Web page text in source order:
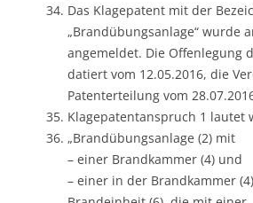
Das Klagepatent mit der
„Brandübungsanlage“ wurde
angemeldet. Die Offenlegung
datiert vom 12.05.2016, die
Patenterteilung vom
Klagepatentanspruch 1 lautet
„Brandübungsanlage (2) mit
– einer Brandkammer (4) und
– einer in der Brandkammer